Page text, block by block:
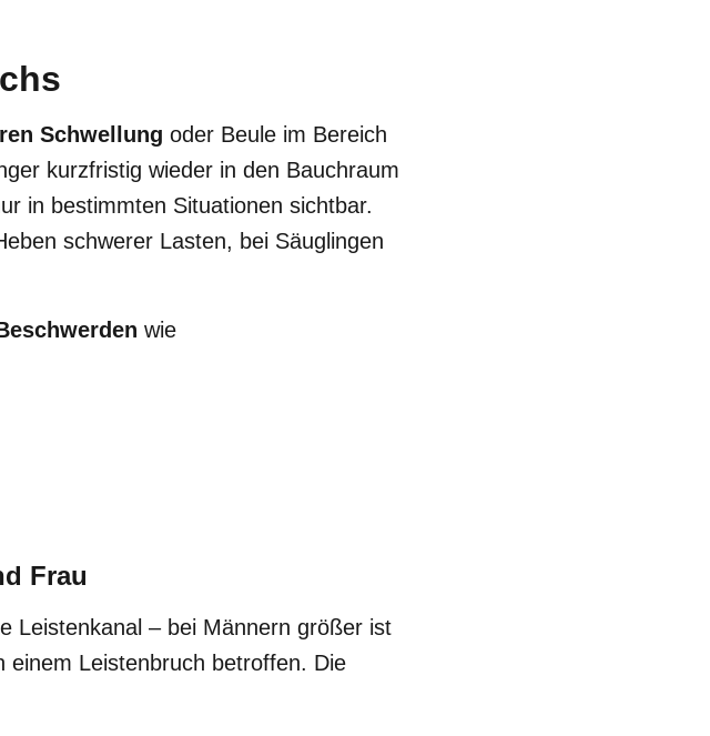
Schwellung oder Beule im Bereich
kurzfristig wieder in den Bauchraum
in bestimmten Situationen sichtbar.
schwerer Lasten, bei Säuglingen
wie
Frau
Leistenkanal – bei Männern größer ist
einem Leistenbruch betroffen. Die